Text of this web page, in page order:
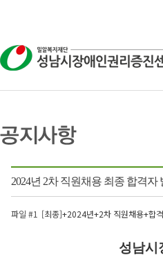
2024년 2차 직원채용 최종 합격자
파일 #1 [최종]+2024년+2차 직원채용+합
성남시